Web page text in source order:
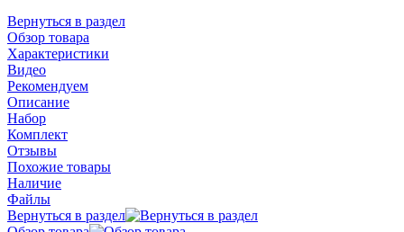
Вернуться в раздел
Обзор товара
Характеристики
Видео
Рекомендуем
Описание
Набор
Комплект
Отзывы
Похожие товары
Наличие
Файлы
Вернуться в раздел